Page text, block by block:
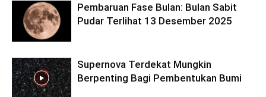
Pembaruan Fase Bulan: Bulan Sabit
Pudar Terlihat 13 Desember 2025
Supernova Terdekat Mungkin
Berpenting Bagi Pembentukan Bumi